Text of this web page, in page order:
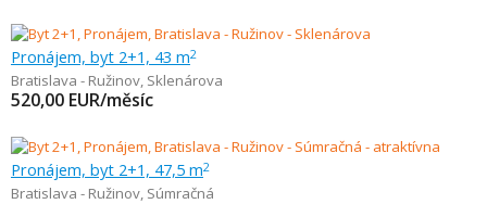
Pronájem, byt 2+1, 43 m2
Bratislava - Ružinov, Sklenárova
520,00 EUR/měsíc
Pronájem, byt 2+1, 47,5 m2
Bratislava - Ružinov, Súmračná